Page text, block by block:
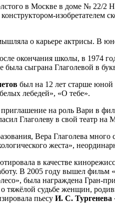
в Москве в доме № 22/2
изобретателем
о карьере актрисы. В
окончания школы, в 1974
сыграна Глаголевой в
был на 12 лет старше юной
лебедей», «О тебе».
на роль Вари в
Глаголеву в свой театр
Вера Глаголева
жеста»,
в качестве
В 2005 году вышел
была награждена Гран-
тяжёлой судьбе женщин,
пьесу И. С. Тургенева